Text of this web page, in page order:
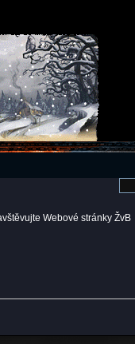
Webové stránky ŽvB